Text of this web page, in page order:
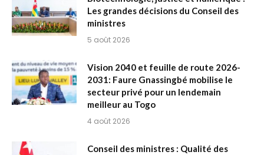
Les grandes décisions du Conseil des
ministres
5 août 2026
Vision 2040 et feuille de route 2026-
2031: Faure Gnassingbé mobilise le
secteur privé pour un lendemain
meilleur au Togo
4 août 2026
Conseil des ministres : Qualité des